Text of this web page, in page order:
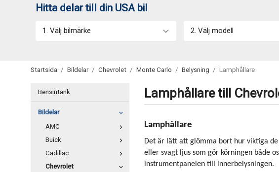
Hitta delar till din USA bil
1. Välj bilmärke 2. Välj modell
Startsida / Bildelar / Chevrolet / Monte Carlo / Belysning / Lamphållare
Bensintank
Bildelar
AMC
Buick
Cadillac
Chevrolet
Lamphållare till
Lamphållare
Det är lätt att glömma bort hur viktiga
eller svagt ljus som gör körningen både
instrumentpanelen till innerbelysningen.